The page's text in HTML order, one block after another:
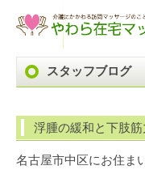
スタッフブログ
浮腫の緩和と下肢
名古屋市中区にお住ま